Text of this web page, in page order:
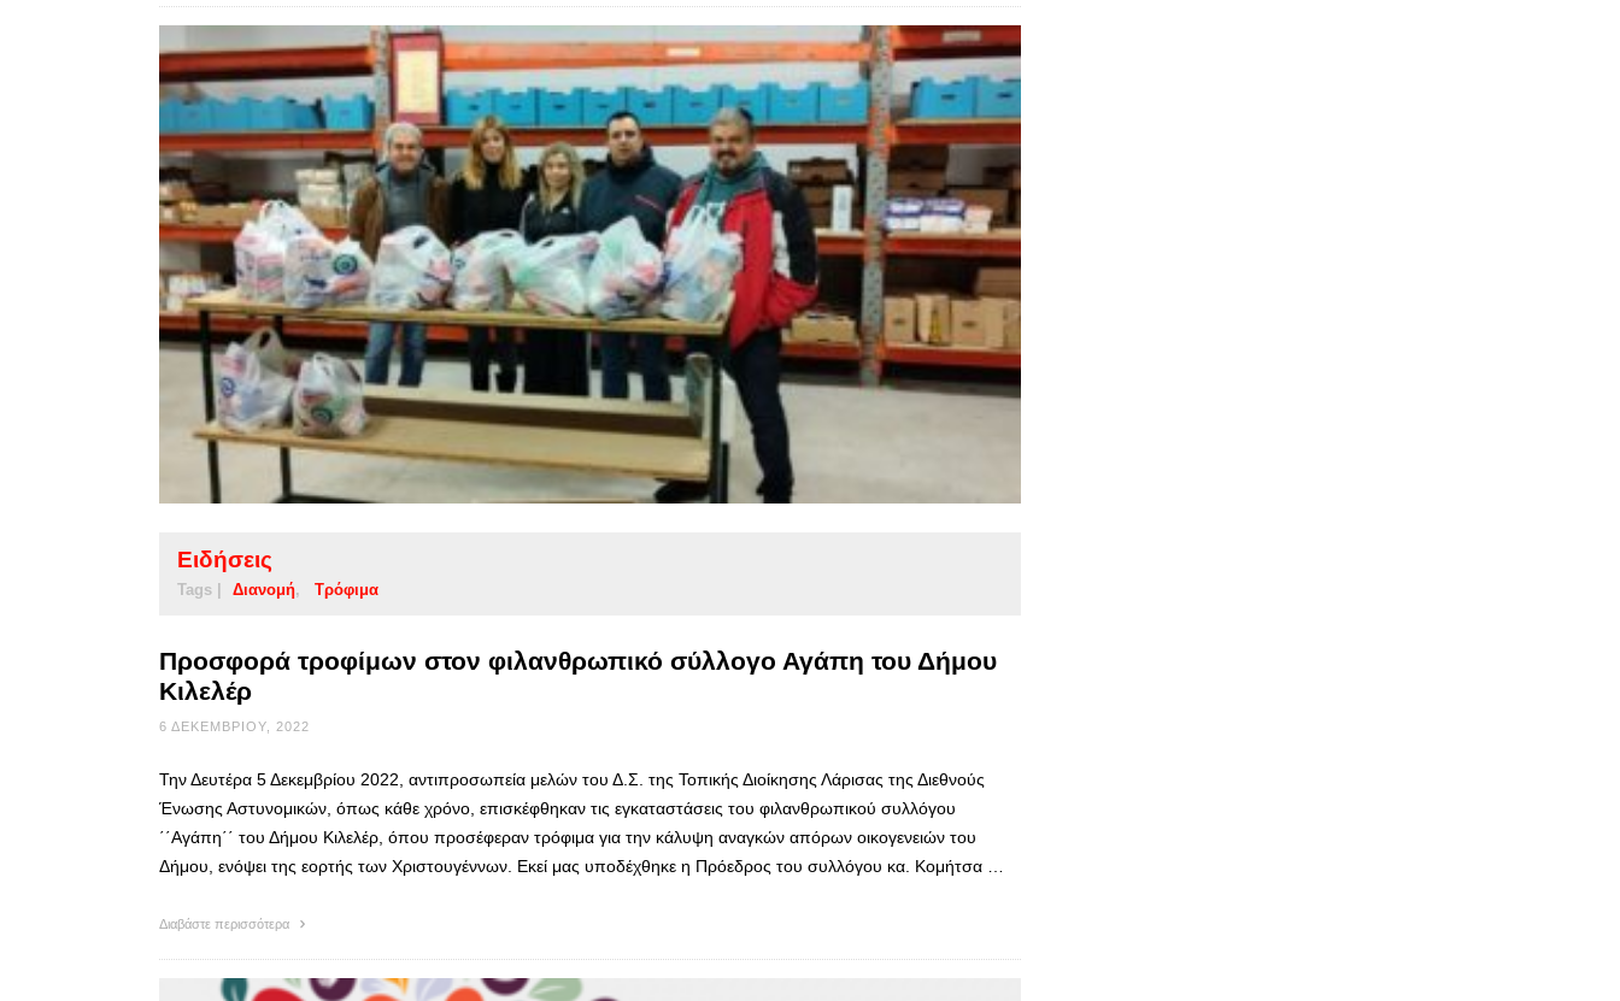
Ειδήσεις
Tags | Διανομή Τρόφιμα
Προσφορά τροφίμων στον φιλανθρωπικό σύλλογο Αγάπη του Δήμου
Κιλελέρ
6 ΔΕΚΕΜΒΡΊΟΥ, 2022
Την Δευτέρα 5 Δεκεμβρίου 2022, αντιπροσωπεία μελών του Δ.Σ. της Τοπικής Διοίκησης Λάρισας της Διεθνούς
Ένωσης Αστυνομικών, όπως κάθε χρόνο, επισκέφθηκαν τις εγκαταστάσεις του φιλανθρωπικού συλλόγου
΄΄Αγάπη΄΄ του Δήμου Κιλελέρ, όπου προσέφεραν τρόφιμα για την κάλυψη αναγκών απόρων οικογενειών του
Δήμου, ενόψει της εορτής των Χριστουγέννων. Εκεί μας υποδέχθηκε η Πρόεδρος του συλλόγου κα. Κομήτσα …
Διαβάστε περισσότερα